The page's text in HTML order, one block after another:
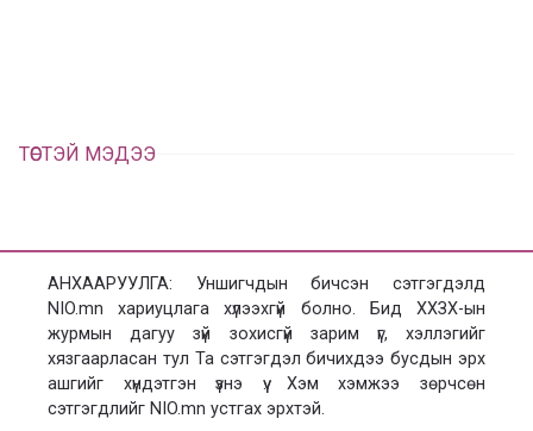
ТӨСТЭЙ МЭДЭЭ
АНХААРУУЛГА: Уншигчдын бичсэн сэтгэгдэлд
NIO.mn хариуцлага хүлээхгүй болно. Бид ХХЗХ-ын
журмын дагуу зүй зохисгүй зарим үг, хэллэгийг
хязгаарласан тул Та сэтгэгдэл бичихдээ бусдын эрх
ашгийг хүндэтгэн үзнэ үү. Хэм хэмжээ зөрчсөн
сэтгэгдлийг NIO.mn устгах эрхтэй.